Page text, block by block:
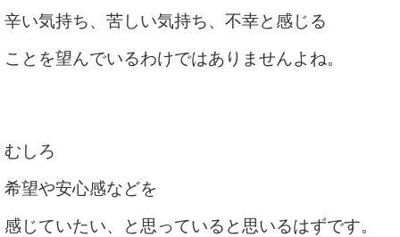
辛い気持ち、苦しい気持ち、不幸と感じる
ことを望んでいるわけではありませんよね。
むしろ
希望や安心感などを
感じていたい、と思っていると思いるはずです。